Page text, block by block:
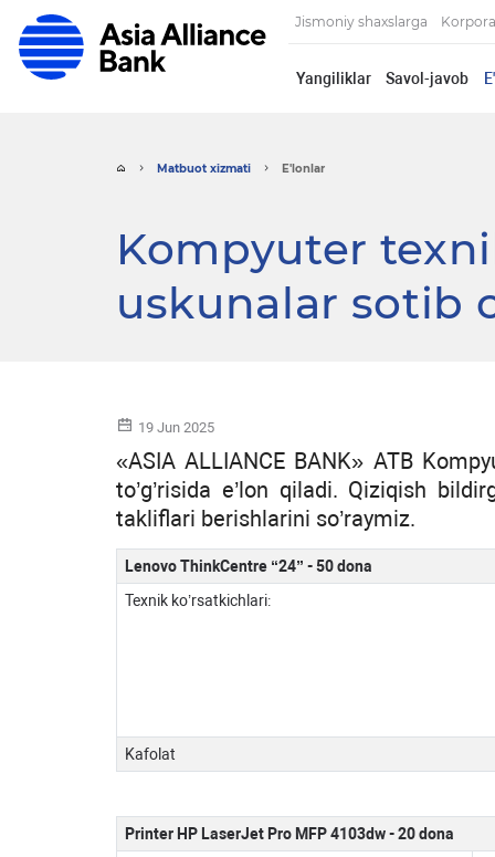
Jismoniy shaxslarga
Yangiliklar Savol-javob
Matbuot xizmati E'lonlar
Kompyuter
uskunalar sotib
19 Jun 2025
«ASIA ALLIANCE BANK» ATB
to’g’risida e’lon qiladi. Qiziqish
takliflari berishlarini so’raymiz.
Lenovo ThinkCentre “24” - 50 dona
Texnik ko’rsatkichlari:
Kafolat
Printer HP LaserJet Pro MFP 4103dw - 20 dona